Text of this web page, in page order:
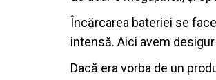
Încărcarea bateriei se
intensă. Aici avem
Dacă era vorba de un